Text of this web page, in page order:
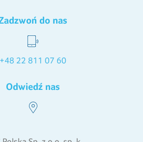
do nas
+48 22 811 07 60
Odwiedź nas